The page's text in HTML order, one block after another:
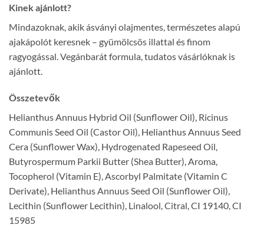
Kinek ajánlott?
Mindazoknak, akik ásványi olajmentes, természetes alapú
ajakápolót keresnek – gyümölcsös illattal és finom
ragyogással. Vegánbarát formula, tudatos vásárlóknak is
ajánlott.
Összetevők
Helianthus Annuus Hybrid Oil (Sunflower Oil), Ricinus
Communis Seed Oil (Castor Oil), Helianthus Annuus Seed
Cera (Sunflower Wax), Hydrogenated Rapeseed Oil,
Butyrospermum Parkii Butter (Shea Butter), Aroma,
Tocopherol (Vitamin E), Ascorbyl Palmitate (Vitamin C
Derivate), Helianthus Annuus Seed Oil (Sunflower Oil),
Lecithin (Sunflower Lecithin), Linalool, Citral, CI 19140, CI
15985